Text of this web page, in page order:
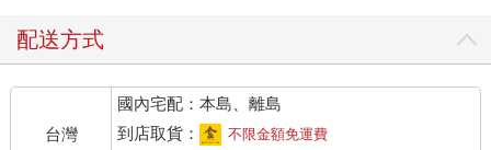
配送方式
台灣
國內宅配：本島、離島
到店取貨：
不限金額免運費